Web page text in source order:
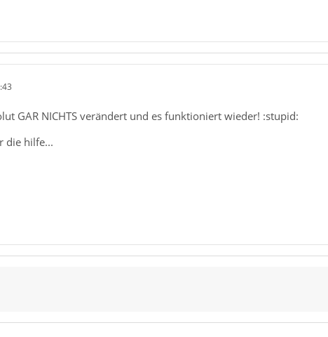
GAR NICHTS verändert und es funktioniert wieder! :stupid:
die hilfe...